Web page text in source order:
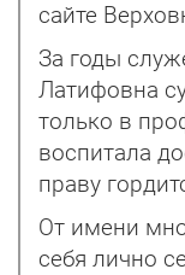
сайте
За годы
Латифовна
только в
воспитала
праву
От имени
себя лично